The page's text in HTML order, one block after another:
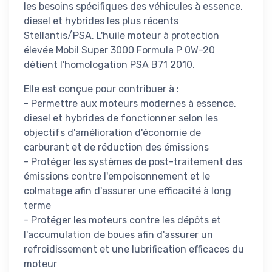
les besoins spécifiques des véhicules à essence,
diesel et hybrides les plus récents
Stellantis/PSA. L'huile moteur à protection
élevée Mobil Super 3000 Formula P 0W-20
détient l'homologation PSA B71 2010.
Elle est conçue pour contribuer à :
- Permettre aux moteurs modernes à essence,
diesel et hybrides de fonctionner selon les
objectifs d'amélioration d'économie de
carburant et de réduction des émissions
- Protéger les systèmes de post-traitement des
émissions contre l'empoisonnement et le
colmatage afin d'assurer une efficacité à long
terme
- Protéger les moteurs contre les dépôts et
l'accumulation de boues afin d'assurer un
refroidissement et une lubrification efficaces du
moteur